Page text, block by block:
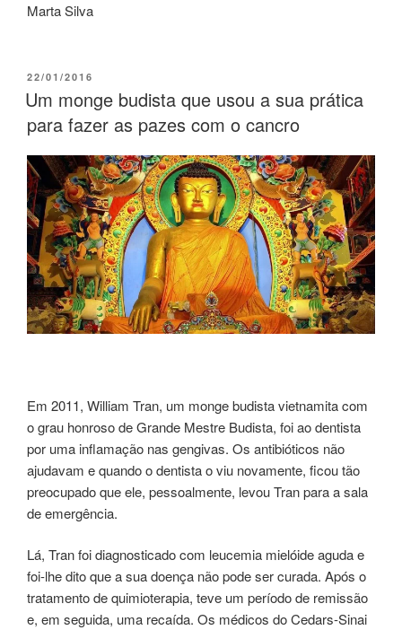
Marta Silva
22/01/2016
Um monge budista que usou a sua prática
para fazer as pazes com o cancro
Em 2011, William Tran, um monge budista vietnamita com
o grau honroso de Grande Mestre Budista, foi ao dentista
por uma inflamação nas gengivas. Os antibióticos não
ajudavam e quando o dentista o viu novamente, ficou tão
preocupado que ele, pessoalmente, levou Tran para a sala
de emergência.
Lá, Tran foi diagnosticado com leucemia mielóide aguda e
foi-lhe dito que a sua doença não pode ser curada. Após o
tratamento de quimioterapia, teve um período de remissão
e, em seguida, uma recaída. Os médicos do Cedars-Sinai